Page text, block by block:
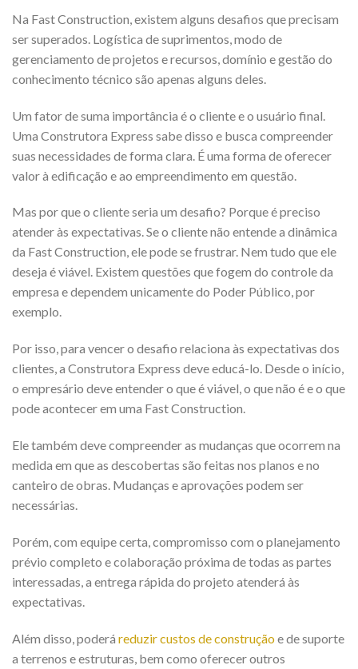
Na Fast Construction, existem alguns desafios que precisam
ser superados. Logística de suprimentos, modo de
gerenciamento de projetos e recursos, domínio e gestão do
conhecimento técnico são apenas alguns deles.
Um fator de suma importância é o cliente e o usuário final.
Uma Construtora Express sabe disso e busca compreender
suas necessidades de forma clara. É uma forma de oferecer
valor à edificação e ao empreendimento em questão.
Mas por que o cliente seria um desafio? Porque é preciso
atender às expectativas. Se o cliente não entende a dinâmica
da Fast Construction, ele pode se frustrar. Nem tudo que ele
deseja é viável. Existem questões que fogem do controle da
empresa e dependem unicamente do Poder Público, por
exemplo.
Por isso, para vencer o desafio relaciona às expectativas dos
clientes, a Construtora Express deve educá-lo. Desde o início,
o empresário deve entender o que é viável, o que não é e o que
pode acontecer em uma Fast Construction.
Ele também deve compreender as mudanças que ocorrem na
medida em que as descobertas são feitas nos planos e no
canteiro de obras. Mudanças e aprovações podem ser
necessárias.
Porém, com equipe certa, compromisso com o planejamento
prévio completo e colaboração próxima de todas as partes
interessadas, a entrega rápida do projeto atenderá às
expectativas.
Além disso, poderá reduzir custos de construçãoe de suporte
a terrenos e estruturas, bem como oferecer outros